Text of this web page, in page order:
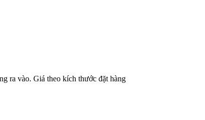
ra vào. Giá theo kích thước đặt hàng